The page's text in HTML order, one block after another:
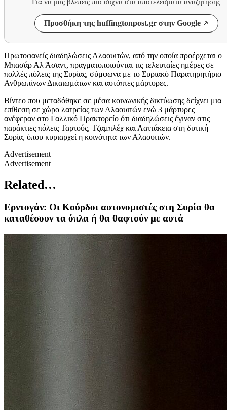
Προσθήκη της huffingtonpost.gr στην Google
Πρωτοφανείς διαδηλώσεις Αλαουιτών, από την οποία προέρχεται ο
Μπασάρ Αλ Άσαντ, πραγματοποιούνται τις τελευταίες ημέρες σε
πολλές πόλεις της Συρίας, σύμφωνα με το Συριακό Παρατηρητήριο
Ανθρωπίνων Δικαιωμάτων και αυτόπτες μάρτυρες.
Βίντεο που μεταδόθηκε σε μέσα κοινωνικής δικτύωσης δείχνει μια
επίθεση σε χώρο λατρείας των Αλαουιτών ενώ 3 μάρτυρες
ανέφεραν στο Γαλλικό Πρακτορείο ότι διαδηλώσεις έγιναν στις
παράκτιες πόλεις Ταρτούς, Τζαμπλέχ και Λαττάκεια στη δυτική
Συρία, όπου κυριαρχεί η κοινότητα των Αλαουιτών.
Advertisement
Advertisement
Related…
Ερντογάν: Οι Κούρδοι αυτονομιστές στη Συρία θα
καταθέσουν τα όπλα ή θα θαφτούν με αυτά